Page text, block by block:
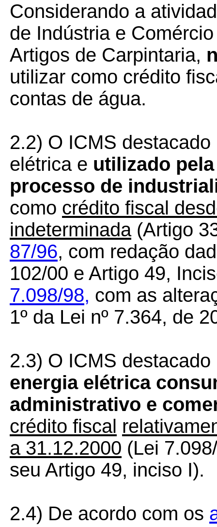
Considerando a
de Indústria e
Artigos de Carpintaria,
utilizar como crédito
contas de água.
2.2) O ICMS
elétrica e utilizado
processo de
como crédito fiscal
indeterminada(Artigo
87/96, com redação
102/00 e Artigo 49,
7.098/98, com as
1º da Lei nº 7.364, de
2.3) O ICMS
energia elétrica
administrativo e
crédito fiscal
a 31.12.2000 (Lei
seu Artigo 49, inciso I).
2.4) De acordo com os